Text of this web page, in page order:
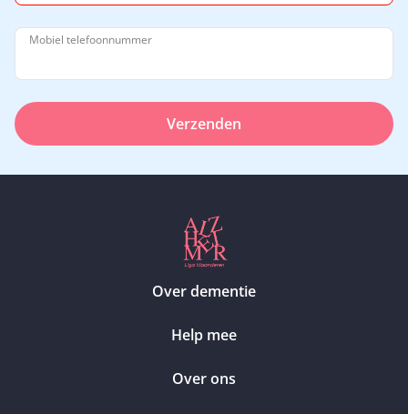
Mobiel telefoonnummer
Verzenden
Over dementie
Help mee
Over ons